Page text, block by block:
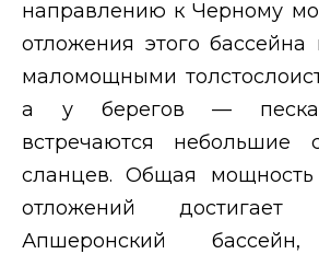
направлению к Черному
отложения этого бассейна
маломощными
а у берегов —
встречаются небольшие
сланцев. Общая мощность
отложений
Апшеронский